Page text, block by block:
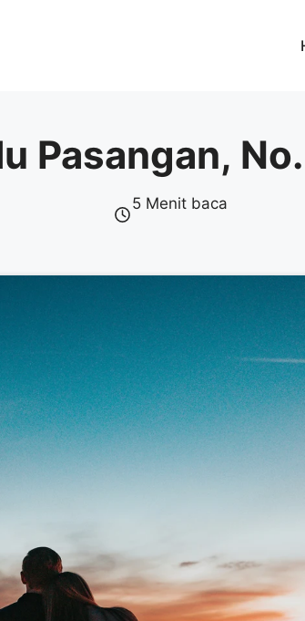
Pasangan,
5 Menit baca